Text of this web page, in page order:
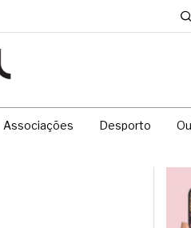
Associações Desporto